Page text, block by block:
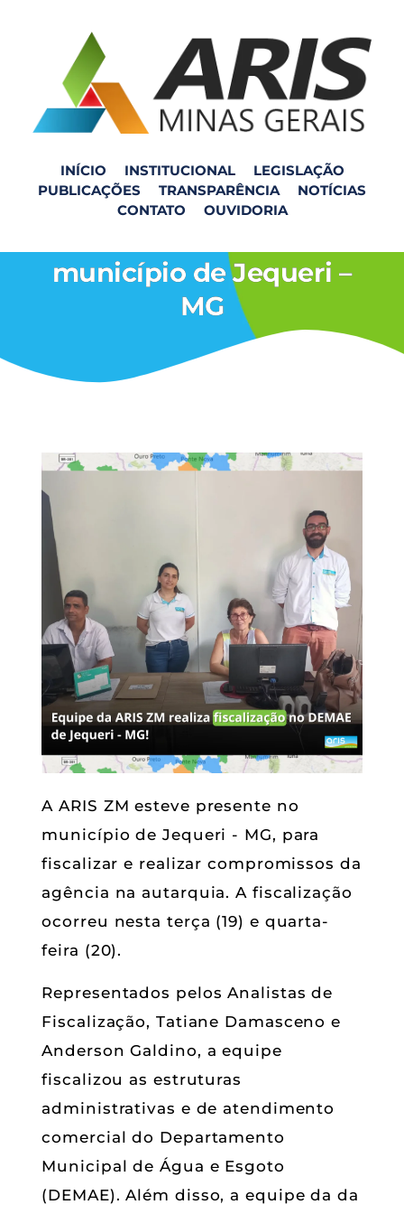
INÍCIO INSTITUCIONAL
LEGISLAÇÃO
PUBLICAÇÕES
TRANSPARÊNCIA
NOTÍCIAS
CONTATO
OUVIDORIA
Equipe de fiscalização da
município de Jequeri –
MG
A ARIS ZM esteve presente no
município de Jequeri - MG, para
fiscalizar e realizar compromissos da
agência na autarquia. A fiscalização
ocorreu nesta terça (19) e quarta-
feira (20).
Representados pelos Analistas de
Fiscalização, Tatiane Damasceno e
Anderson Galdino, a equipe
fiscalizou as estruturas
administrativas e de atendimento
comercial do Departamento
Municipal de Água e Esgoto
(DEMAE). Além disso, a equipe da da